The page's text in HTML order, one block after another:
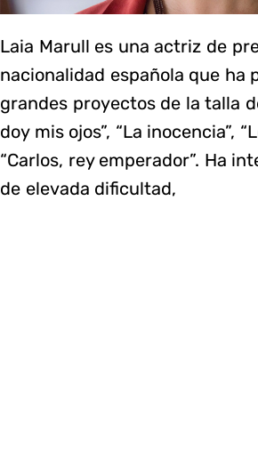
Laia Marull es una actriz de
nacionalidad española que ha
grandes proyectos de la talla
doy mis ojos”, “La inocencia”,
“Carlos, rey emperador”. Ha
de elevada dificultad,